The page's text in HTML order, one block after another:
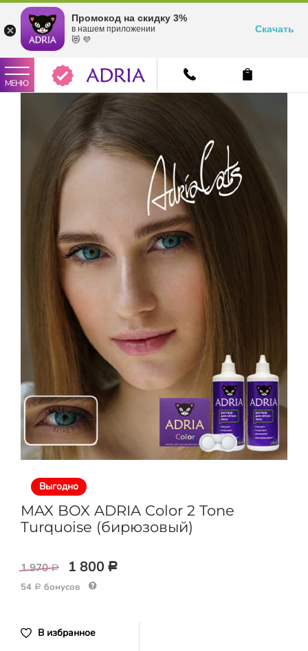
Промокод на скидку 3%
в нашем приложении
😻 💜
Скачать
МЕНЮ
Выгодно
MAX BOX ADRIA Color 2 Tone
Turquoise (бирюзовый)
1 970 Р 1 800 Р
54 Р бонусов
В избранное